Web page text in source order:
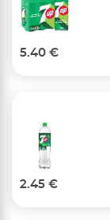
5.40 €
2.45 €